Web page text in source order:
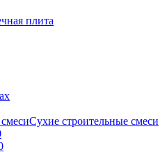
плита
Сухие строительные смеси